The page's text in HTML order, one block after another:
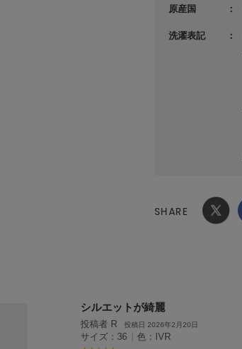
原産国
洗濯表記
SHARE
シルエットが綺麗
投稿者 R 投稿日 2026年2月20日
サイズ：36 | 色：IVR